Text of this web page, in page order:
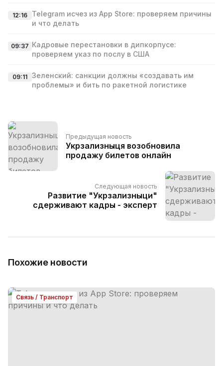
12:16
Telegram исчез из App Store: проверяем причины
и что делать
09:37 Кадровые перестановки в дипкорпусе:
проверяем указ по послу в США
09:11 Зеленский: санкции должны «создавать им
проблемы» и бить по ракетной логистике
Предыдущая новость
Укрзализныця возобновила
продажу билетов онлайн
Следующая новость
Развитие "Укрзализныци"
сдерживают кадры - эксперт
Похожие новости
Связь / Транспорт